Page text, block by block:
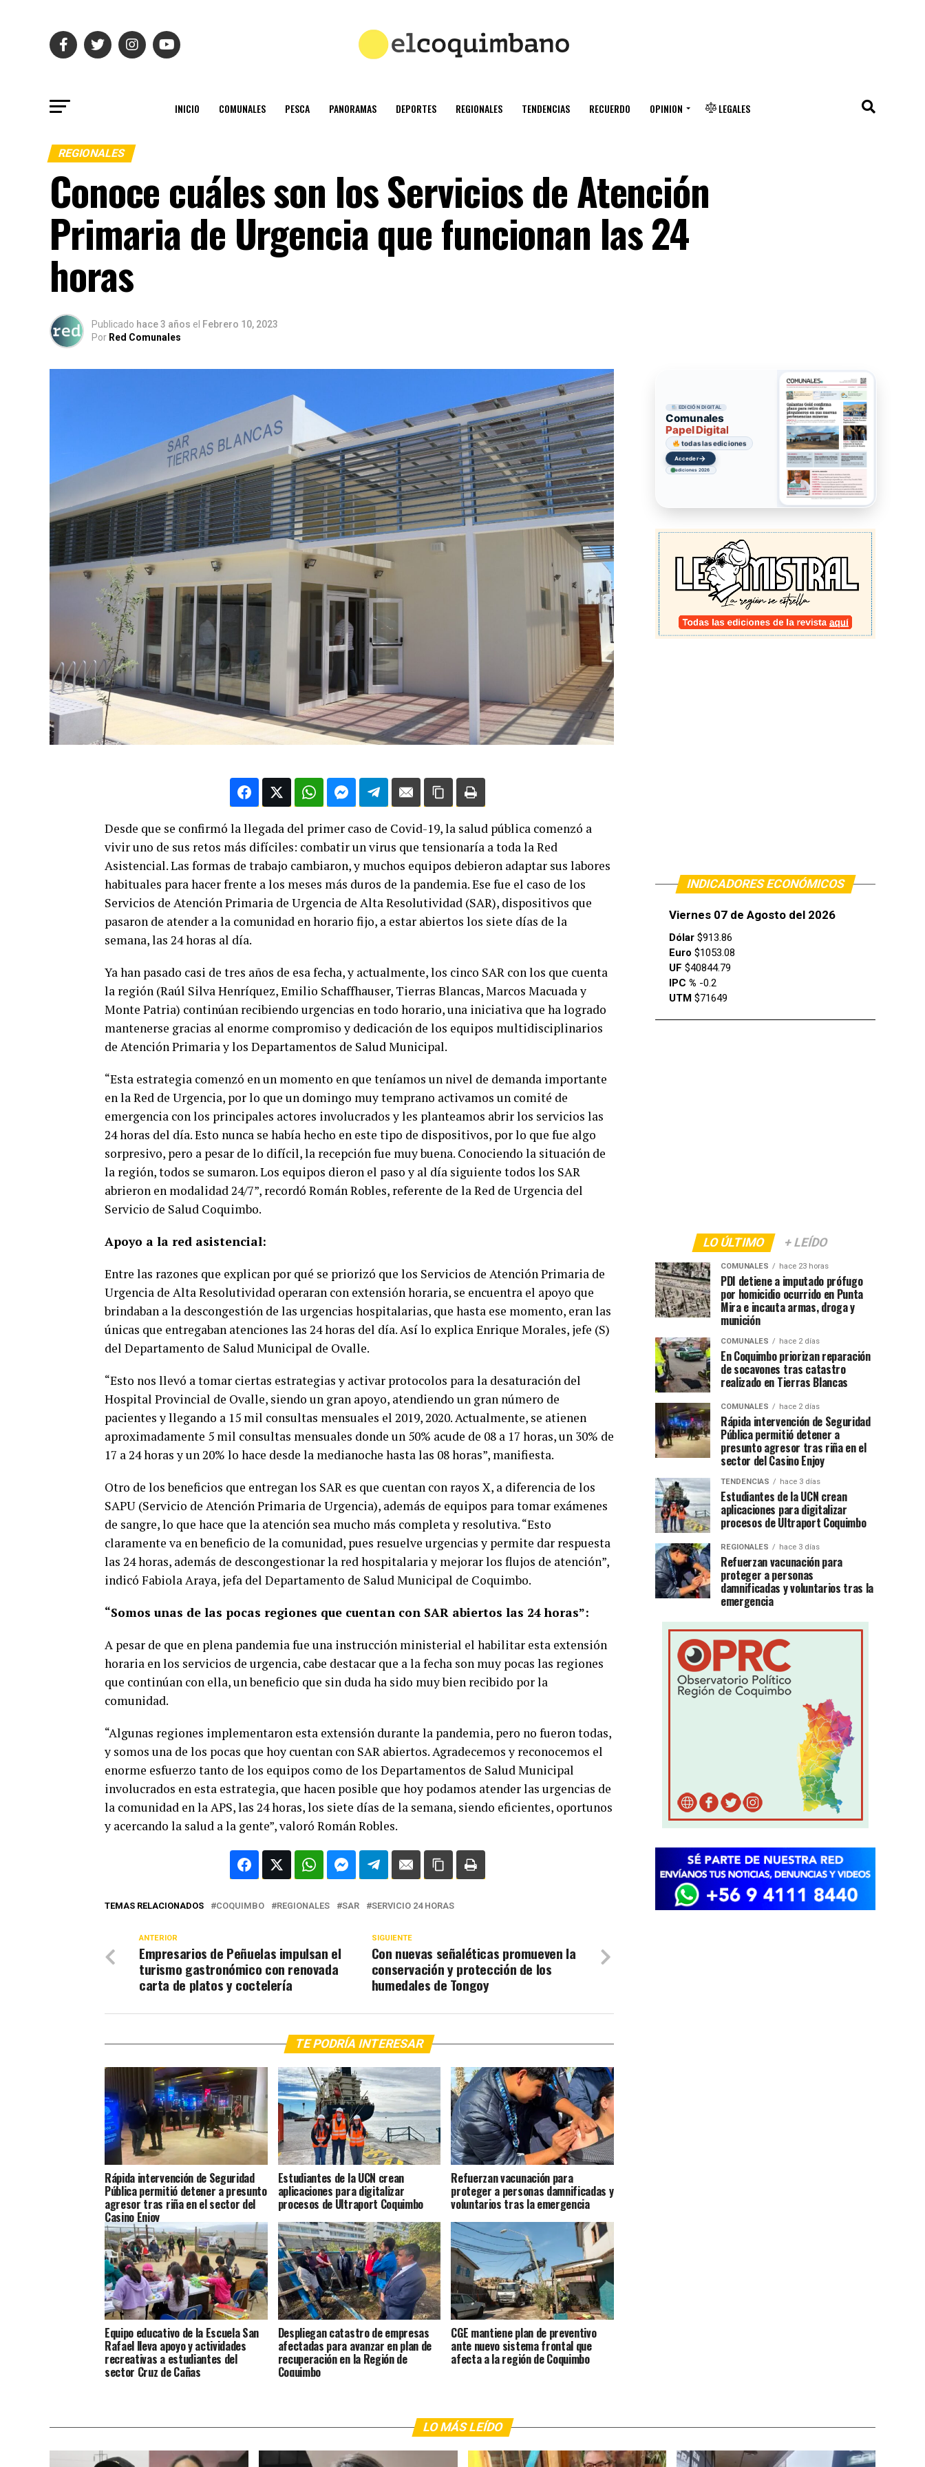
INICIO COMUNALES PESCA PANORAMAS DEPORTES REGIONALES TENDENCIAS RECUERDO OPINION LEGALES
REGIONALES
Conoce cuáles son los Servicios de Atención
Primaria de Urgencia que funcionan las 24
horas
Publicado hace 3 años el Febrero 10, 2023
Por Red Comunales
Desde que se confirmó la llegada del primer caso de Covid-19, la salud pública comenzó a
vivir uno de sus retos más difíciles: combatir un virus que tensionaría a toda la Red
Asistencial. Las formas de trabajo cambiaron, y muchos equipos debieron adaptar sus labores
habituales para hacer frente a los meses más duros de la pandemia. Ese fue el caso de los
Servicios de Atención Primaria de Urgencia de Alta Resolutividad (SAR), dispositivos que
pasaron de atender a la comunidad en horario fijo, a estar abiertos los siete días de la
semana, las 24 horas al día.
Ya han pasado casi de tres años de esa fecha, y actualmente, los cinco SAR con los que cuenta
la región (Raúl Silva Henríquez, Emilio Schaffhauser, Tierras Blancas, Marcos Macuada y
Monte Patria) continúan recibiendo urgencias en todo horario, una iniciativa que ha logrado
mantenerse gracias al enorme compromiso y dedicación de los equipos multidisciplinarios
de Atención Primaria y los Departamentos de Salud Municipal.
“Esta estrategia comenzó en un momento en que teníamos un nivel de demanda importante
en la Red de Urgencia, por lo que un domingo muy temprano activamos un comité de
emergencia con los principales actores involucrados y les planteamos abrir los servicios las
24 horas del día. Esto nunca se había hecho en este tipo de dispositivos, por lo que fue algo
sorpresivo, pero a pesar de lo difícil, la recepción fue muy buena. Conociendo la situación de
la región, todos se sumaron. Los equipos dieron el paso y al día siguiente todos los SAR
abrieron en modalidad 24/7”, recordó Román Robles, referente de la Red de Urgencia del
Servicio de Salud Coquimbo.
Apoyo a la red asistencial:
Entre las razones que explican por qué se priorizó que los Servicios de Atención Primaria de
Urgencia de Alta Resolutividad operaran con extensión horaria, se encuentra el apoyo que
brindaban a la descongestión de las urgencias hospitalarias, que hasta ese momento, eran las
únicas que entregaban atenciones las 24 horas del día. Así lo explica Enrique Morales, jefe (S)
del Departamento de Salud Municipal de Ovalle.
“Esto nos llevó a tomar ciertas estrategias y activar protocolos para la desaturación del
Hospital Provincial de Ovalle, siendo un gran apoyo, atendiendo un gran número de
pacientes y llegando a 15 mil consultas mensuales el 2019, 2020. Actualmente, se atienen
aproximadamente 5 mil consultas mensuales donde un 50% acude de 08 a 17 horas, un 30% de
17 a 24 horas y un 20% lo hace desde la medianoche hasta las 08 horas”, manifiesta.
Otro de los beneficios que entregan los SAR es que cuentan con rayos X, a diferencia de los
SAPU (Servicio de Atención Primaria de Urgencia), además de equipos para tomar exámenes
de sangre, lo que hace que la atención sea mucho más completa y resolutiva. “Esto
claramente va en beneficio de la comunidad, pues resuelve urgencias y permite dar respuesta
las 24 horas, además de descongestionar la red hospitalaria y mejorar los flujos de atención”,
indicó Fabiola Araya, jefa del Departamento de Salud Municipal de Coquimbo.
“Somos unas de las pocas regiones que cuentan con SAR abiertos las 24 horas”:
A pesar de que en plena pandemia fue una instrucción ministerial el habilitar esta extensión
horaria en los servicios de urgencia, cabe destacar que a la fecha son muy pocas las regiones
que continúan con ella, un beneficio que sin duda ha sido muy bien recibido por la
comunidad.
“Algunas regiones implementaron esta extensión durante la pandemia, pero no fueron todas,
y somos una de los pocas que hoy cuentan con SAR abiertos. Agradecemos y reconocemos el
enorme esfuerzo tanto de los equipos como de los Departamentos de Salud Municipal
involucrados en esta estrategia, que hacen posible que hoy podamos atender las urgencias de
la comunidad en la APS, las 24 horas, los siete días de la semana, siendo eficientes, oportunos
y acercando la salud a la gente”, valoró Román Robles.
TEMAS RELACIONADOS COQUIMBO REGIONALES SAR SERVICIO 24 HORAS
SIGUIENTE
Con nuevas señaléticas promueven la
conservación y protección de los
humedales de Tongoy
ANTERIOR
Empresarios de Peñuelas impulsan el
turismo gastronómico con renovada
carta de platos y coctelería
TE PODRÍA INTERESAR
Rápida intervención de Seguridad
Pública permitió detener a presunto
agresor tras riña en el sector del
Casino Enjoy
Estudiantes de la UCN crean
aplicaciones para digitalizar
procesos de Ultraport Coquimbo
Refuerzan vacunación para
proteger a personas damnificadas y
voluntarios tras la emergencia
Equipo educativo de la Escuela San
Rafael lleva apoyo y actividades
recreativas a estudiantes del
sector Cruz de Cañas
Despliegan catastro de empresas
afectadas para avanzar en plan de
recuperación en la Región de
Coquimbo
CGE mantiene plan de preventivo
ante nuevo sistema frontal que
afecta a la región de Coquimbo
EDICIÓN DIGITAL
Comunales
Papel Digital
todas las ediciones
Acceder→
ediciones 2026
INDICADORES ECONÓMICOS
Viernes 07 de Agosto del 2026
Dólar $913.86
Euro $1053.08
UF $40844.79
IPC % -0.2
UTM $71649
LO ÚLTIMO + LEÍDO
COMUNALES hace 23 horas
PDI detiene a imputado prófugo
por homicidio ocurrido en Punta
Mira e incauta armas, droga y
munición
COMUNALES hace 2 días
En Coquimbo priorizan reparación
de socavones tras catastro
realizado en Tierras Blancas
COMUNALES hace 2 días
Rápida intervención de Seguridad
Pública permitió detener a
presunto agresor tras riña en el
sector del Casino Enjoy
TENDENCIAS hace 3 días
Estudiantes de la UCN crean
aplicaciones para digitalizar
procesos de Ultraport Coquimbo
REGIONALES hace 3 días
Refuerzan vacunación para
proteger a personas
damnificadas y voluntarios tras la
emergencia
LO MÁS LEÍDO